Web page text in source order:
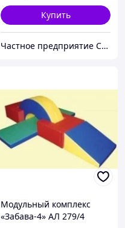
Купить
Частное предприятие София Мед
Модульный комплекс
«Забава-4» АЛ 279/4